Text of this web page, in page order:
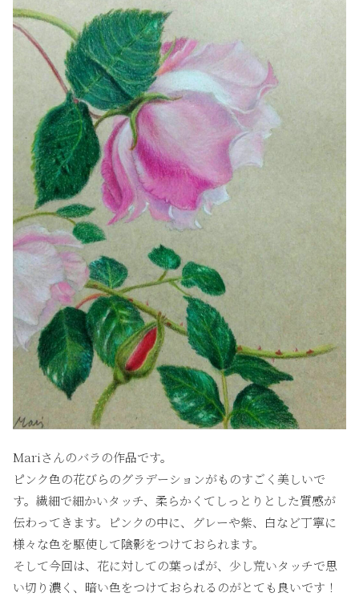
Mariさんのバラの作品です。
ピンク色の花びらのグラデーションがものすごく美しいで
す。繊細で細かいタッチ、柔らかくてしっとりとした質感が
伝わってきます。ピンクの中に、グレーや紫、白など丁寧に
様々な色を駆使して陰影をつけておられます。
そして今回は、花に対しての葉っぱが、少し荒いタッチで思
い切り濃く、暗い色をつけておられるのがとても良いです！